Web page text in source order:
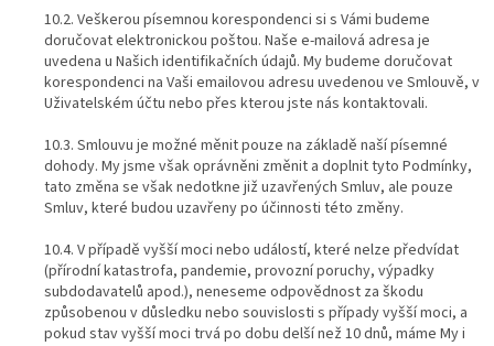
10.2. Veškerou písemnou korespondenci si s Vámi budeme
doručovat elektronickou poštou. Naše e-mailová adresa je
uvedena u Našich identifikačních údajů. My budeme doručovat
korespondenci na Vaši emailovou adresu uvedenou ve Smlouvě, v
Uživatelském účtu nebo přes kterou jste nás kontaktovali.
10.3. Smlouvu je možné měnit pouze na základě naší písemné
dohody. My jsme však oprávněni změnit a doplnit tyto Podmínky,
tato změna se však nedotkne již uzavřených Smluv, ale pouze
Smluv, které budou uzavřeny po účinnosti této změny.
10.4. V případě vyšší moci nebo událostí, které nelze předvídat
(přírodní katastrofa, pandemie, provozní poruchy, výpadky
subdodavatelů apod.), neneseme odpovědnost za škodu
způsobenou v důsledku nebo souvislosti s případy vyšší moci, a
pokud stav vyšší moci trvá po dobu delší než 10 dnů, máme My i